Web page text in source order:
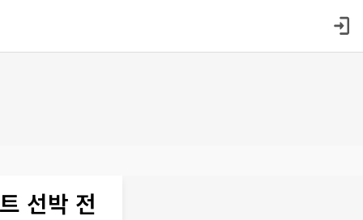
선박 전